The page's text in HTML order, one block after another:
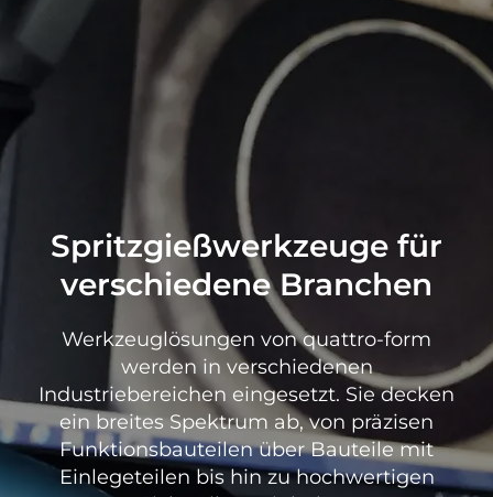
Spritzgießwerkzeuge für
verschiedene Branchen
Werkzeuglösungen von quattro-form
werden in verschiedenen
Industriebereichen eingesetzt. Sie decken
ein breites Spektrum ab, von präzisen
Funktionsbauteilen über Bauteile mit
Einlegeteilen bis hin zu hochwertigen